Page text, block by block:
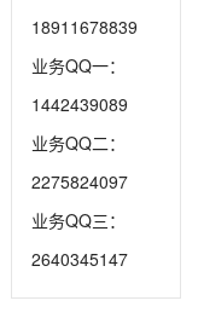
18911678839
业务QQ一：
1442439089
业务QQ二：
2275824097
业务QQ三：
2640345147